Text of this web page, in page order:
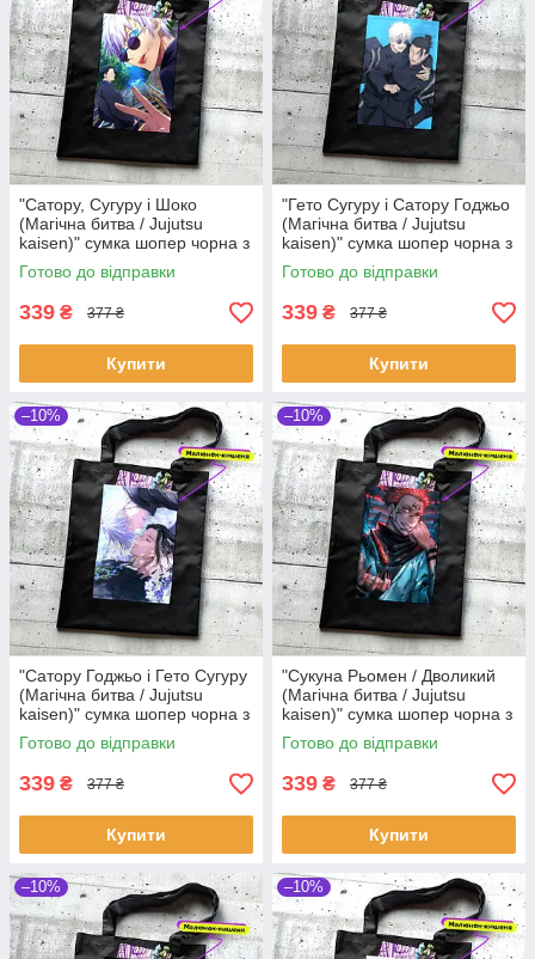
"Сатору, Сугуру і Шоко
(Магічна битва / Jujutsu
kaisen)" сумка шопер чорна з
аніме малюнком та кишенею
Готово до відправки
339 ₴ 377 ₴
Купити
"Гето Сугуру і Сатору Годжьо
(Магічна битва / Jujutsu
kaisen)" сумка шопер чорна з
аніме малюнком та кишенею
Готово до відправки
339 ₴ 377 ₴
Купити
–10%
"Сатору Годжьо і Гето Сугуру
(Магічна битва / Jujutsu
kaisen)" сумка шопер чорна з
аніме малюнком та кишенею
Готово до відправки
339 ₴ 377 ₴
Купити
–10%
"Сукуна Рьомен / Дволикий
(Магічна битва / Jujutsu
kaisen)" сумка шопер чорна з
аніме малюнком та кишенею
Готово до відправки
339 ₴ 377 ₴
Купити
–10% –10%